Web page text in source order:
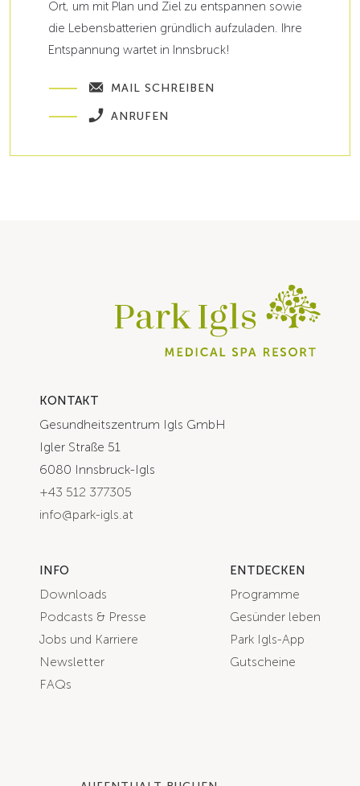
Ort, um mit Plan und Ziel zu entspannen sowie
die Lebensbatterien gründlich aufzuladen. Ihre
Entspannung wartet in Innsbruck!
MAIL SCHREIBEN
ANRUFEN
KONTAKT
Gesundheitszentrum Igls GmbH
Igler Straße 51
6080 Innsbruck-Igls
+43 512 377305
info@park-igls.at
INFO
Downloads
Podcasts & Presse
Jobs und Karriere
Newsletter
FAQs
ENTDECKEN
Programme
Gesünder leben
Park Igls-App
Gutscheine